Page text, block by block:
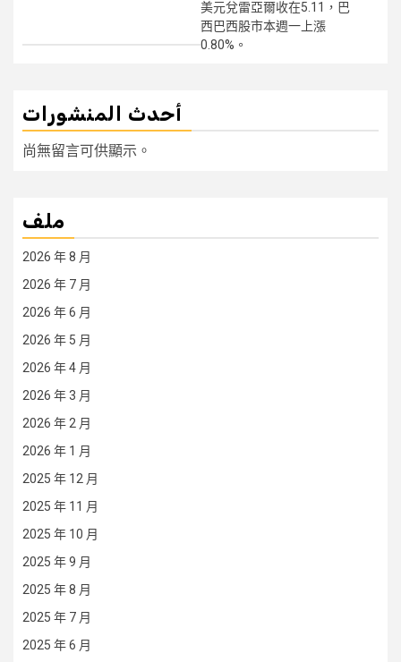
美元兌雷亞爾收在5.11，巴
西巴西股市本週一上漲
0.80%。
أحدث المنشورات
尚無留言可供顯示。
ملف
2026 年 8 月
2026 年 7 月
2026 年 6 月
2026 年 5 月
2026 年 4 月
2026 年 3 月
2026 年 2 月
2026 年 1 月
2025 年 12 月
2025 年 11 月
2025 年 10 月
2025 年 9 月
2025 年 8 月
2025 年 7 月
2025 年 6 月